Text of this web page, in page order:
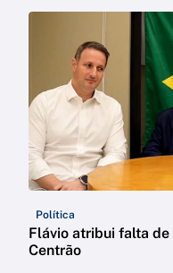
Política
Flávio atribui falta de
Centrão